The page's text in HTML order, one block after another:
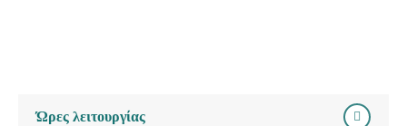
Ώρες λειτουργίας